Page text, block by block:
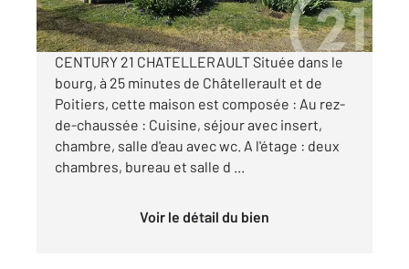
Visiter le site dédié
CENTURY 21 CHATELLERAULT Située dans le
bourg, à 25 minutes de Châtellerault et de
Poitiers, cette maison est composée : Au rez-
de-chaussée : Cuisine, séjour avec insert,
chambre, salle d'eau avec wc. A l'étage : deux
chambres, bureau et salle d ...
Voir le détail du bien